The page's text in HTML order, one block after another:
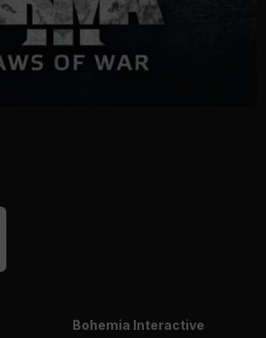
Bohemia Interactive